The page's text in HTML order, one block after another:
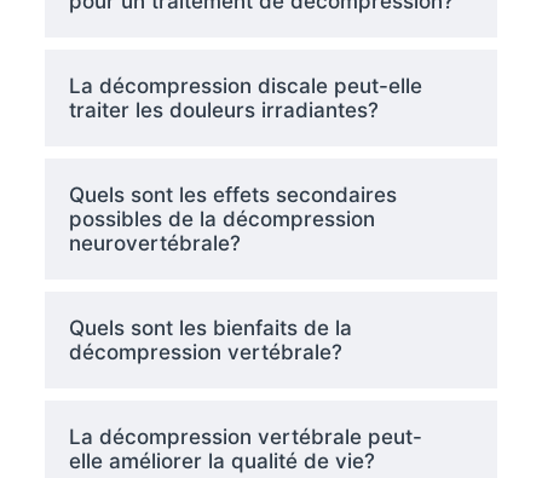
La décompression discale peut-elle
traiter les douleurs irradiantes?
Quels sont les effets secondaires
possibles de la décompression
neurovertébrale?
Quels sont les bienfaits de la
décompression vertébrale?
La décompression vertébrale peut-
elle améliorer la qualité de vie?